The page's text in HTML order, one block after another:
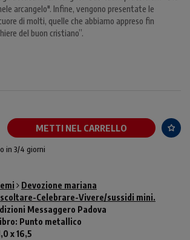
arcangelo". Infine, vengono presentate le
di molti, quelle che abbiamo appreso fin
del buon cristiano”.
METTI NEL CARRELLO
in 3/4 giorni
Devozione mariana
Celebrare-Vivere/sussidi mini.
Messaggero Padova
Punto metallico
x 16,5